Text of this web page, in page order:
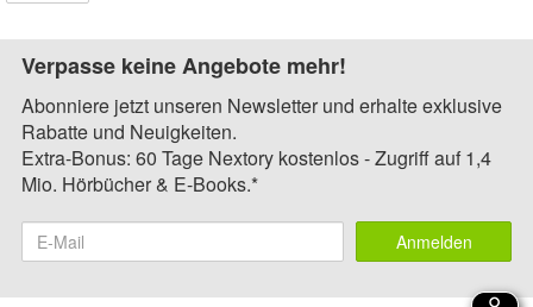
Verpasse keine Angebote mehr!
Abonniere jetzt unseren Newsletter und erhalte exklusive
Rabatte und Neuigkeiten.
Extra-Bonus: 60 Tage Nextory kostenlos - Zugriff auf 1,4
Mio. Hörbücher & E-Books.*
Anmelden